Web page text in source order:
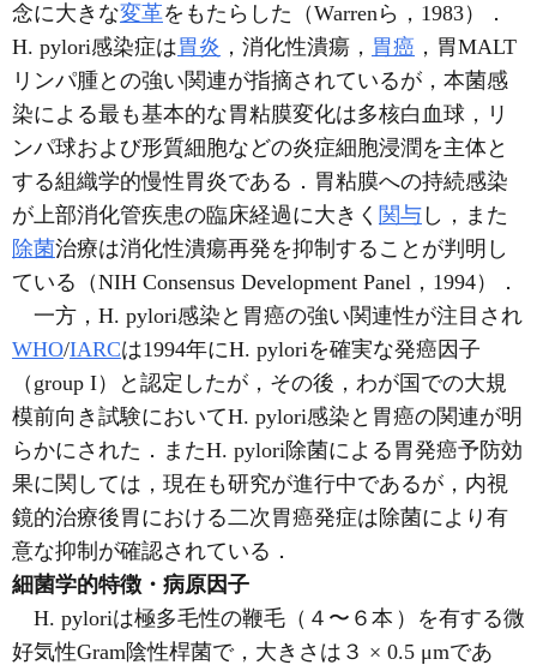
念に大きな変革をもたらした（Warrenら，1983）．
H. pylori感染症は胃炎 ，消化性潰瘍， 胃癌 ，胃MALT
リンパ腫との強い関連が指摘されているが，本菌感
染による最も基本的な胃粘膜変化は多核白血球，リ
ンパ球および形質細胞などの炎症細胞浸潤を主体と
する組織学的慢性胃炎である．胃粘膜への持続感染
が上部消化管疾患の臨床経過に大きく 関与 し，また
除菌治療は消化性潰瘍再発を抑制することが判明し
ている（NIH Consensus Development Panel，1994）．
一方，H. pylori感染と胃癌の強い関連性が注目され
WHO/IARCは1994年にH. pyloriを確実な発癌因子
（group I）と認定したが，その後，わが国での大規
模前向き試験においてH. pylori感染と胃癌の関連が明
らかにされた．またH. pylori除菌による胃発癌予防効
果に関しては，現在も研究が進行中であるが，内視
鏡的治療後胃における二次胃癌発症は除菌により有
意な抑制が確認されている．
細菌学的特徴・病原因子
H. pyloriは極多毛性の鞭毛（４〜６本 ）を有する微
好気性Gram陰性桿菌で，大きさは３ × 0.5 μmであ